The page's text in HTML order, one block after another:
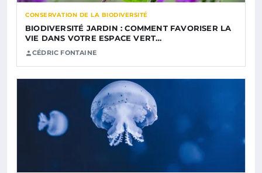
CONSERVATION DE LA BIODIVERSITÉ
BIODIVERSITÉ JARDIN : COMMENT FAVORISER LA
VIE DANS VOTRE ESPACE VERT…
CÉDRIC FONTAINE